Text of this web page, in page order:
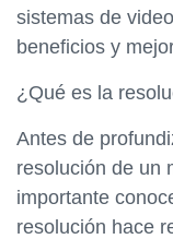
sistemas de
beneficios y
¿Qué es la
Antes de
resolución de un
importante
resolución hace